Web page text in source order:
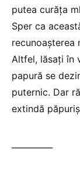
putea curăța
Sper ca
recunoașterea
Altfel, lăsați în
papură se
puternic. Dar
extindă